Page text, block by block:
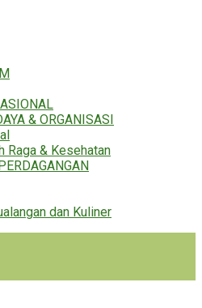
& ORGANISASI
Raga & Kesehatan
dan Kuliner